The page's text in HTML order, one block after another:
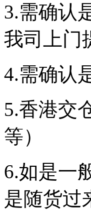
3.需确认
我司上门
4.需确认
5.香港交
等）
6.如是一
是随货过